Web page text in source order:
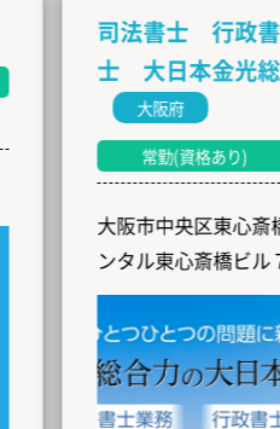
司法書士 行政書士 土
士 大日本金光総合事務
常勤(資格あり)
大阪市中央区東心斎橋１丁目
ンタル東心斎橋ビル７階８０